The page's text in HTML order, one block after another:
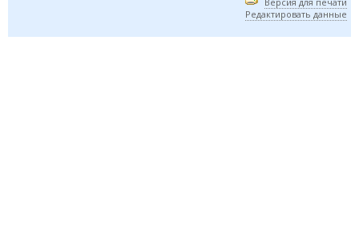
Редактировать данные